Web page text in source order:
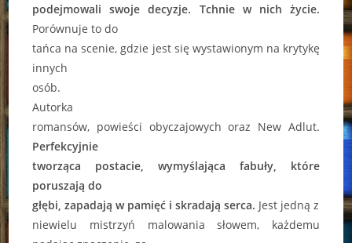
podejmowali swoje decyzje. Tchnie w nich życie.
Porównuje to do
tańca na scenie, gdzie jest się wystawionym na krytykę
innych
osób.
Autorka
romansów, powieści obyczajowych oraz New Adlut.
Perfekcyjnie
tworząca postacie, wymyślająca fabuły, które
poruszają do
głębi, zapadają w pamięć i skradają serca. Jest jedną z
niewielu mistrzyń malowania słowem, każdemu